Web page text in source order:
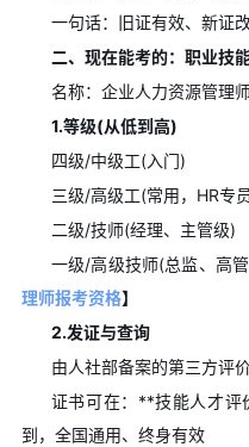
一句话：旧证有效、新证
二、现在能考的：职业技
名称：企业人力资源管理
1.等级(从低到高)
四级/中级工(入门)
三级/高级工(常用，HR专
二级/技师(经理、主管级)
一级/高级技师(总监、高管
理师报考资格‌】
2.发证与查询
由人社部备案的第三方评
证书可在：**技能人才
到，全国通用、终身有效